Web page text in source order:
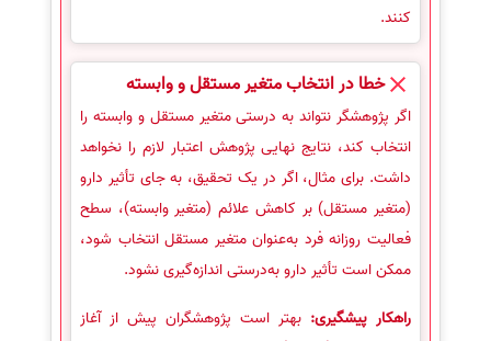
کنند.
خطا در انتخاب متغیر مستقل و وابسته
اگر پژوهشگر نتواند به درستی متغیر مستقل و وابسته را
انتخاب کند، نتایج نهایی پژوهش اعتبار لازم را نخواهد
داشت. برای مثال، اگر در یک تحقیق، به جای تأثیر دارو
(متغیر مستقل) بر کاهش علائم (متغیر وابسته)، سطح
فعالیت روزانه فرد به‌عنوان متغیر مستقل انتخاب شود،
ممکن است تأثیر دارو به‌درستی اندازه‌گیری نشود.
راهکار پیشگیری: بهتر است پژوهشگران پیش از آغاز